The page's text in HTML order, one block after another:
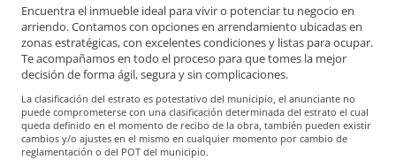
Encuentra el inmueble ideal para vivir o potenciar tu negocio en
arriendo. Contamos con opciones en arrendamiento ubicadas en
zonas estratégicas, con excelentes condiciones y listas para ocupar.
Te acompañamos en todo el proceso para que tomes la mejor
decisión de forma ágil, segura y sin complicaciones.
La clasificación del estrato es potestativo del municipio, el anunciante no
puede comprometerse con una clasificación determinada del estrato el cual
queda definido en el momento de recibo de la obra, también pueden existir
cambios y/o ajustes en el mismo en cualquier momento por cambio de
reglamentación o del POT del municipio.